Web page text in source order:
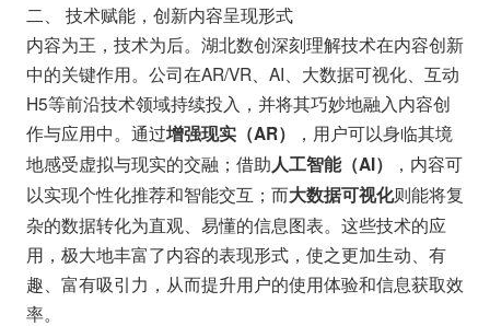
二、 技术赋能，创新内容呈现形式
内容为王，技术为后。湖北数创深刻理解技术在内容创新
中的关键作用。公司在AR/VR、AI、大数据可视化、互动
H5等前沿技术领域持续投入，并将其巧妙地融入内容创
作与应用中。通过增强现实（AR）
，用户可以身临其境
地感受虚拟与现实的交融；借助人工智能（AI）
，内容可
以实现个性化推荐和智能交互；而大数据可视化则能将复
杂的数据转化为直观、易懂的信息图表。这些技术的应
用，极大地丰富了内容的表现形式，使之更加生动、有
趣、富有吸引力，从而提升用户的使用体验和信息获取效
率。